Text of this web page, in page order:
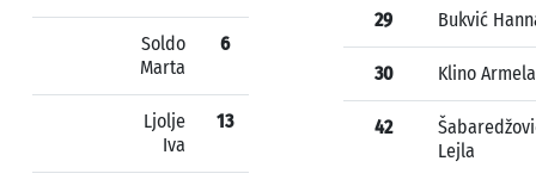
Soldo
Marta
6
Ljolje
Iva
13
29 Bukvić
30 Klino Armela
42
Lejla